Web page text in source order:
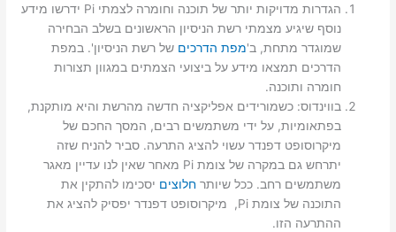
הגדרות מדויקות יותר של תוכנה וחומרה לצמתי Pi ידרשו מידע
נוסף שיגיע מצמתי רשת הניסיון הראשונים בשלב הבחירה
שמוגדר מתחת, ב'מפת הדרכים של רשת הניסיון'. במפת
הדרכים תמצאו מידע על ביצועי הצמתים במגוון תצורות
חומרה ותוכנה.
בווינדוס: כשמורידים אפליקציה חדשה מהרשת והיא מותקנת,
בפתאומיות, על ידי משתמשים רבים, המסך החכם של
מיקרוסופט דפנדר עשוי להציג התרעה. סביר להניח שזה
יתרחש גם במקרה של צומת Pi מאחר שאין לנו עדיין מאגר
משתמשים רחב. ככל שיותרחלוצים יסכימו להתקין את
התוכנה של צומת Pi, מיקרוסופט דפנדר יפסיק להציג את
ההתרעה הזו.